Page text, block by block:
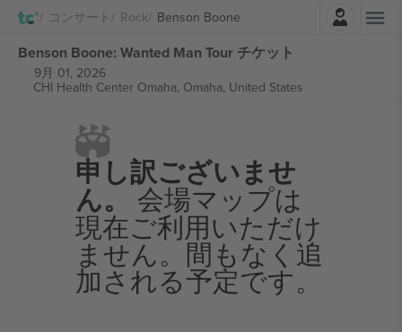
コンサート Rock Benson Booneログイン
Benson Boone: Wanted Man Tour チケット
9月 01, 2026
CHI Health Center Omaha, Omaha, United States
申し訳ございませ
ん。 会場マップは
現在ご利用いただけ
ません。間もなく追
加される予定です。